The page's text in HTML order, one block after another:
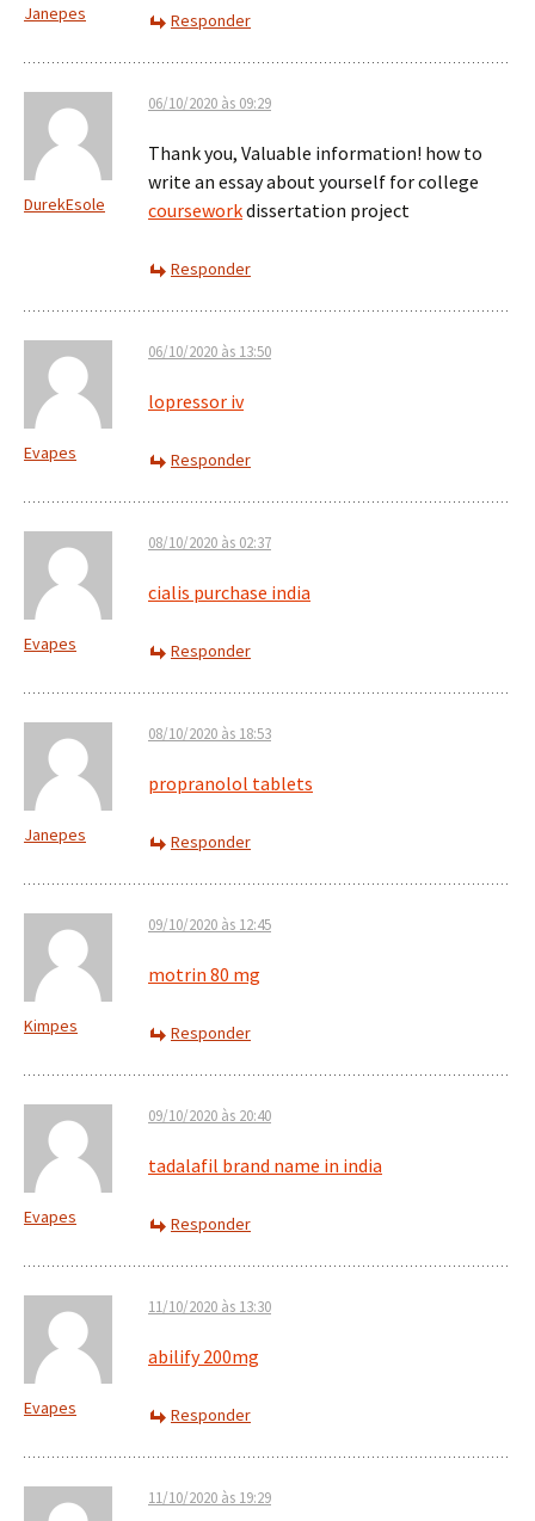
Janepes Responder
DurekEsole
06/10/2020 às 09:29
Thank you, Valuable information! how to
write an essay about yourself for college
courseworkdissertation project
Responder
Evapes
06/10/2020 às 13:50
lopressor iv
Responder
Evapes
08/10/2020 às 02:37
cialis purchase india
Responder
Janepes
08/10/2020 às 18:53
propranolol tablets
Responder
Kimpes
09/10/2020 às 12:45
motrin 80 mg
Responder
Evapes
09/10/2020 às 20:40
tadalafil brand name in india
Responder
Evapes
11/10/2020 às 13:30
abilify 200mg
Responder
11/10/2020 às 19:29